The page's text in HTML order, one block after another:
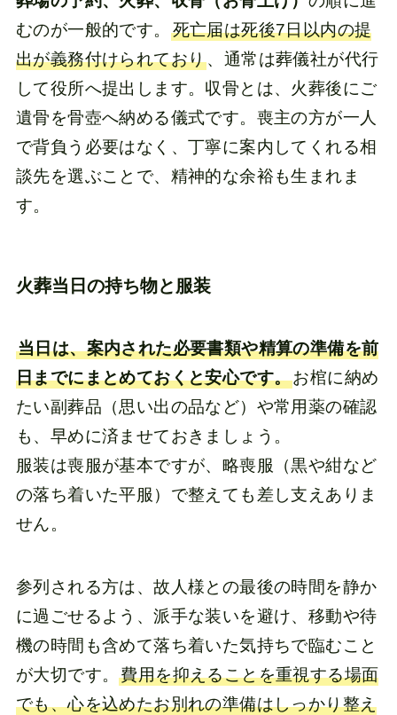
むのが一般的です。 死亡届は死後7日以内の提
出が義務付けられており、通常は葬儀社が代行
して役所へ提出します。収骨とは、火葬後にご
遺骨を骨壺へ納める儀式です。喪主の方が一人
で背負う必要はなく、丁寧に案内してくれる相
談先を選ぶことで、精神的な余裕も生まれま
す。
火葬当日の持ち物と服装
当日は、案内された必要書類や精算の準備を前
日までにまとめておくと安心です。お棺に納め
たい副葬品（思い出の品など）や常用薬の確認
も、早めに済ませておきましょう。
服装は喪服が基本ですが、略喪服（黒や紺など
の落ち着いた平服）で整えても差し支えありま
せん。
参列される方は、故人様との最後の時間を静か
に過ごせるよう、派手な装いを避け、移動や待
機の時間も含めて落ち着いた気持ちで臨むこと
が大切です。費用を抑えることを重視する場面
でも、心を込めたお別れの準備はしっかり整え